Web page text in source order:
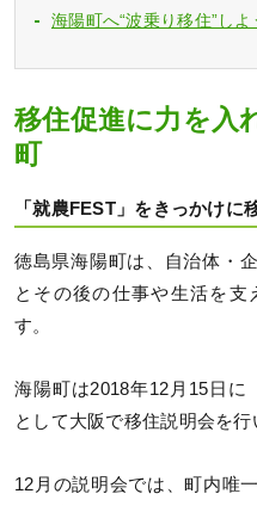
海陽町へ“波乗り移住”しよ
移住促進に力を入
町
「就農FEST」をきっかけに
徳島県海陽町は、自治体・
とその後の仕事や生活を支
す。
海陽町は2018年12月15日に
として大阪で移住説明会を行
12月の説明会では、町内唯